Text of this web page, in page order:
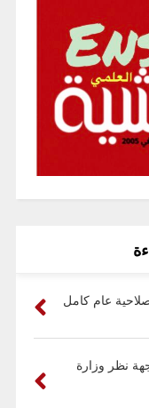
عام كامل
نظر وزارة